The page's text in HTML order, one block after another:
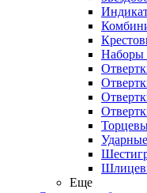
Наборы
Еще